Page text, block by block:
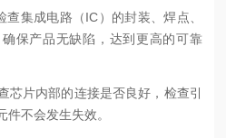
集成电路（IC）的封装、焊点、
保产品无缺陷，达到更高的可靠
芯片内部的连接是否良好，检查引
件不会发生失效。